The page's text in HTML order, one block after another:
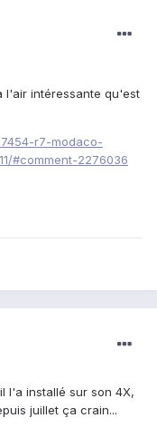
l'air intéressante qu'est
r7-modaco-
#comment-2276036
l'a installé sur son 4X,
juillet ça crain...